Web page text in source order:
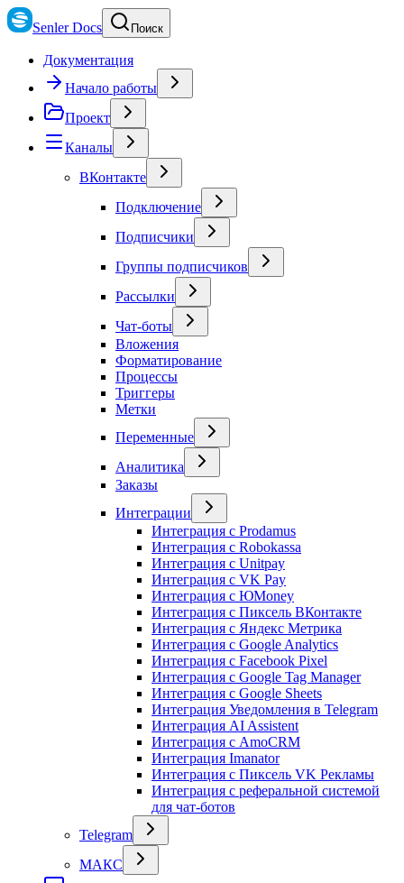
Senler Docs Поиск
Документация
Начало работы
Проект
Каналы
ВКонтакте
Подключение
Подписчики
Группы подписчиков
Рассылки
Чат-боты
Вложения
Форматирование
Процессы
Триггеры
Метки
Переменные
Аналитика
Заказы
Интеграции
Интеграция с Prodamus
Интеграция с Robokassa
Интеграция с Unitpay
Интеграция с VK Pay
Интеграция с ЮMoney
Интеграция с Пиксель ВКонтакте
Интеграция с Яндекс Метрика
Интеграция с Google Analytics
Интеграция с Facebook Pixel
Интеграция с Google Tag Manager
Интеграция с Google Sheets
Интеграция Уведомления в Telegram
Интеграция AI Assistent
Интеграция с AmoCRM
Интеграция Imanator
Интеграция с Пиксель VK Рекламы
Интеграция с реферальной системой
для чат-ботов
Telegram
МАКС